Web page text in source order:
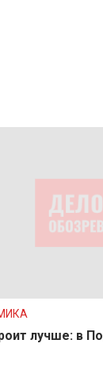
лучше: в